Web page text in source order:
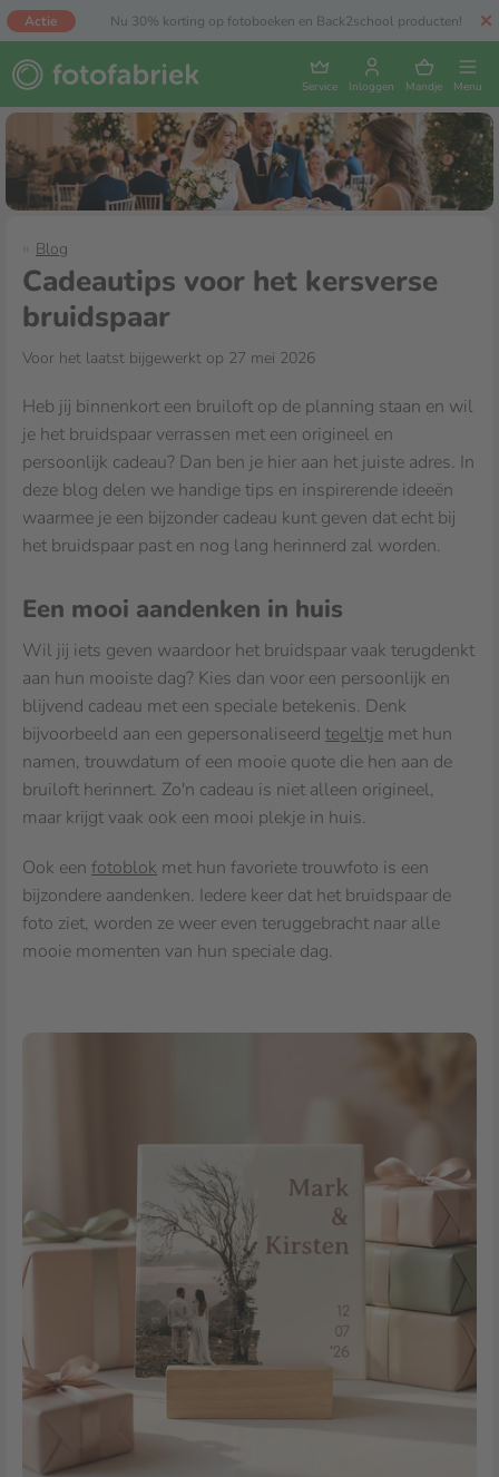
Actie Nu 30% korting op fotoboeken en Back2school producten!
Service Inloggen Mandje Menu
Blog
Cadeautips voor het kersverse
bruidspaar
Voor het laatst bijgewerkt op 27 mei 2026
Heb jij binnenkort een bruiloft op de planning staan en wil
je het bruidspaar verrassen met een origineel en
persoonlijk cadeau? Dan ben je hier aan het juiste adres. In
deze blog delen we handige tips en inspirerende ideeën
waarmee je een bijzonder cadeau kunt geven dat echt bij
het bruidspaar past en nog lang herinnerd zal worden.
Een mooi aandenken in huis
Wil jij iets geven waardoor het bruidspaar vaak terugdenkt
aan hun mooiste dag? Kies dan voor een persoonlijk en
blijvend cadeau met een speciale betekenis. Denk
bijvoorbeeld aan een gepersonaliseerd tegeltje met hun
namen, trouwdatum of een mooie quote die hen aan de
bruiloft herinnert. Zo'n cadeau is niet alleen origineel,
maar krijgt vaak ook een mooi plekje in huis.
Ook een fotoblok met hun favoriete trouwfoto is een
bijzondere aandenken. Iedere keer dat het bruidspaar de
foto ziet, worden ze weer even teruggebracht naar alle
mooie momenten van hun speciale dag.